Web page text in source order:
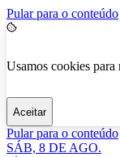
Pular para o conteúdo
Usamos cookies para
Aceitar
Pular para o conteúdo
SÁB, 8 DE AGO.